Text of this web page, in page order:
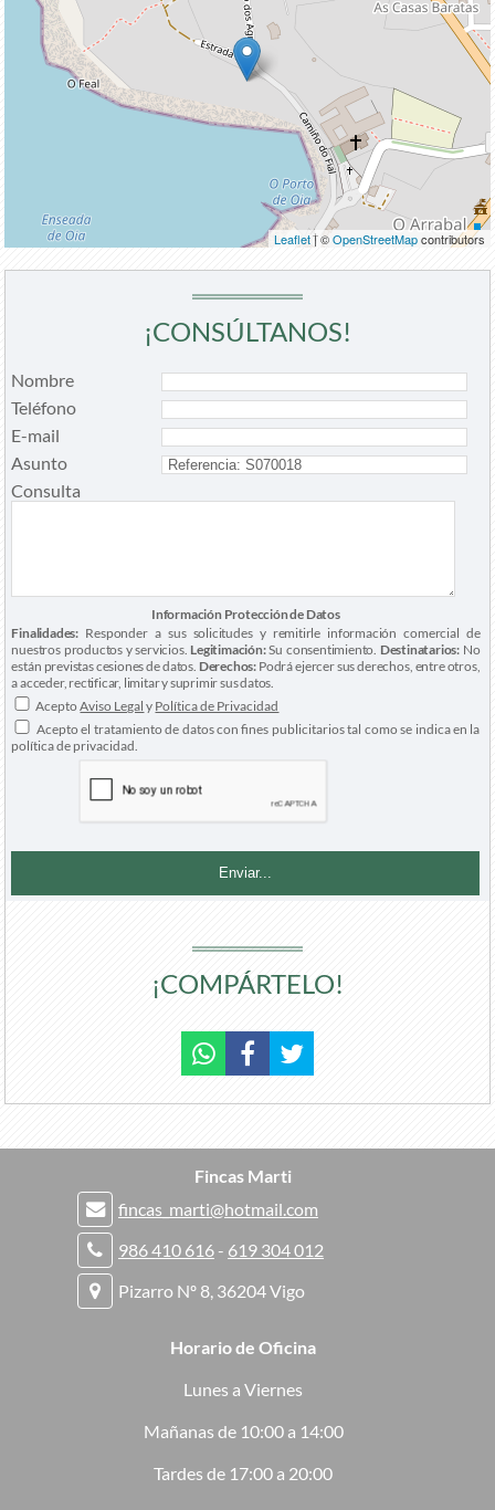
Leaflet| ©OpenStreetMapcontributors
¡COMPÁRTELO!
¡CONSÚLTANOS!
Nombre
Teléfono
E-mail
Asunto
Consulta
Información Protección de Datos
Finalidades: Responder a sus solicitudes y remitirle información comercial de
nuestros productos y servicios. Legitimación:Su consentimiento. Destinatarios:No
están previstas cesiones de datos. Derechos: Podrá ejercer sus derechos, entre otros,
a acceder, rectificar, limitar y suprimir sus datos.
AceptoAviso Legal y Política de Privacidad
Acepto el tratamiento de datos con fines publicitarios tal como se indica en la
política de privacidad.
Fincas Marti
fincas_marti@hotmail.com
986 410 616 - 619 304 012
Pizarro Nº 8, 36204 Vigo
Horario de Oficina
Lunes a Viernes
Mañanas de 10:00 a 14:00
Tardes de 17:00 a 20:00